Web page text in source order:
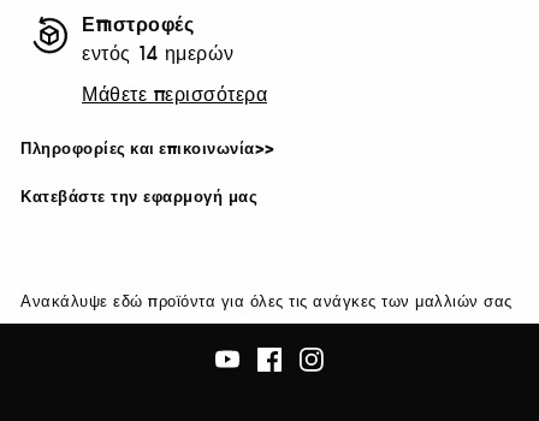
Επιστροφές
εντός 14 ημερών
Μάθετε περισσότερα
Πληροφορίες και επικοινωνία>>
Κατεβάστε την εφαρμογή μας
Ανακάλυψε εδώ προϊόντα για όλες τις ανάγκες των μαλλιών σας